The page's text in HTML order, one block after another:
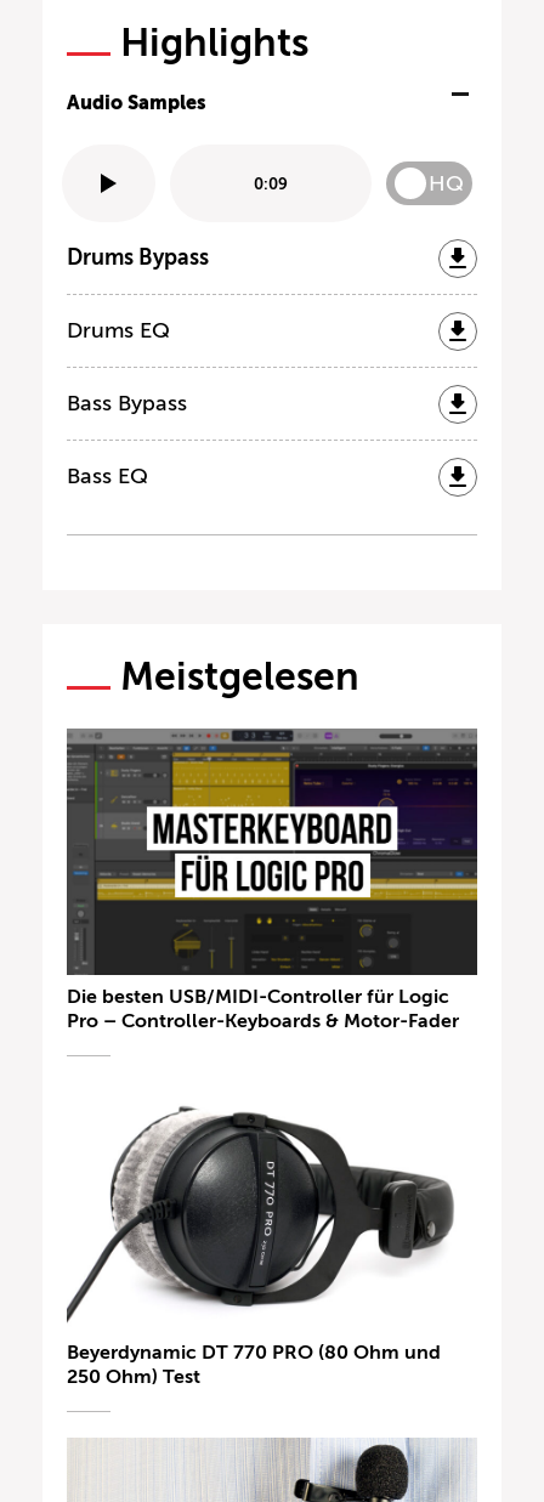
Highlights
Audio Samples
0:09 HQ
Drums Bypass
Drums EQ
Bass Bypass
Bass EQ
Meistgelesen
Die besten USB/MIDI-Controller für Logic
Pro – Controller-Keyboards & Motor-Fader
Beyerdynamic DT 770 PRO (80 Ohm und
250 Ohm) Test